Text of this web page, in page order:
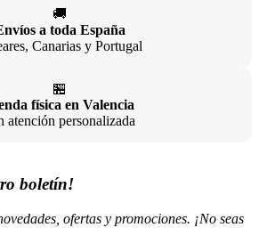
🚚
a toda España
Canarias y Portugal
🏪
física en Valencia
atención personalizada
boletín!
ofertas y promociones. ¡No seas